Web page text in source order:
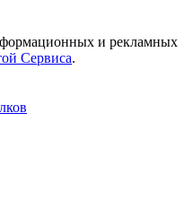
и рекламных
Сервиса.